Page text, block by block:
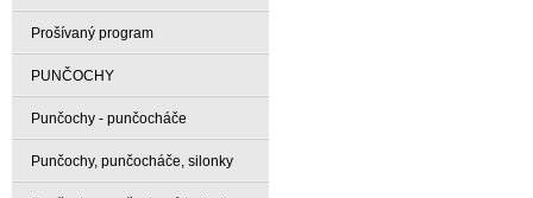
Prošívaný program
PUNČOCHY
Punčochy - punčocháče
Punčochy, punčocháče, silonky